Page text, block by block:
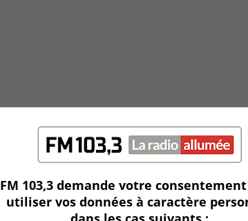
FM 103,3 demande votre
utiliser vos données à caractère